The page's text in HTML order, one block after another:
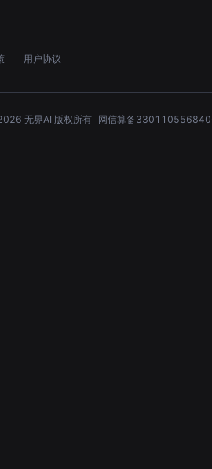
用户协议
无界AI 版权所有 网信算备